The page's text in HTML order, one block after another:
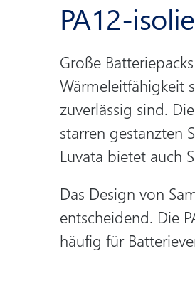
PA12-
Große
Wärmeleitfähigkeit
zuverlässig sind.
starren gestanzten
Luvata bietet auch
Das Design von
entscheidend. Die
häufig für